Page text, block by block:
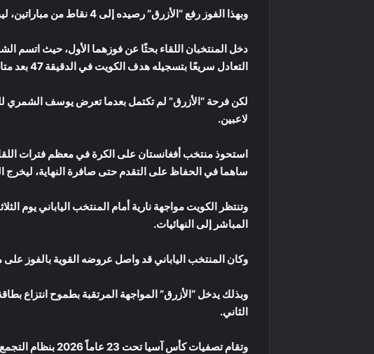
وبهذا الفوز رفع “الأزرق” رصيده إلى 4 نقاط من مباراتين، ليبقى مطاردًا لليابان المتصدرة بالعلامة الكاملة، بينما ظل رصيد أفغانستان خاليًا من النقاط.
دخل المنتخبان اللقاء بحثًا عن فوزهما الأول، حيث اتسم
التعادل سريعًا بتسجيله هدف الكويت في الدقيقة 47 بعد متابعة ناجحة أمام المرمى.
لاعبين.
استحوذ منتخب أفغانستان على الكرة في معظم فترات
ساهما في الحفاظ على التقدم حتى صافرة النهاية،
المباشر إلى النهائيات.
وكان المنتخب الياباني قد واصل عروضه القوية بالفوز على ميانمار 2-1 في الجولة ذاتها، ليصل إلى النقطة السادسة
وبذلك يدخل “الأزرق” المواجهة المرتقبة بطموح انتزاع
الثاني.
وتقام تصفيات كأس آسيا تحت 23 عاماً 2026 بنظام التجمع خلال الفترة من 1 إلى 9 أيلول/سبتمبر 2025، بمشاركة 44 منتخباً قُسمت على 11 مجموعة.